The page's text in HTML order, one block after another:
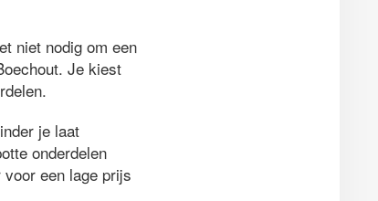
niet nodig om een
Je kiest
je laat
onderdelen
een lage prijs